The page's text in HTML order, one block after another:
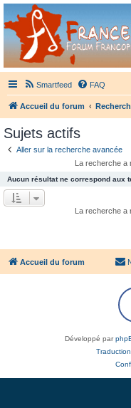
France Didgeridoo
Didgeridoo et Guimbarde sur
Smartfeed FAQ
Accueil du forum
Sujets actifs
Aller sur la recherche avancée
La recherche a
Aucun résultat ne correspond aux
La recherche a
Accueil du forum
Développé par